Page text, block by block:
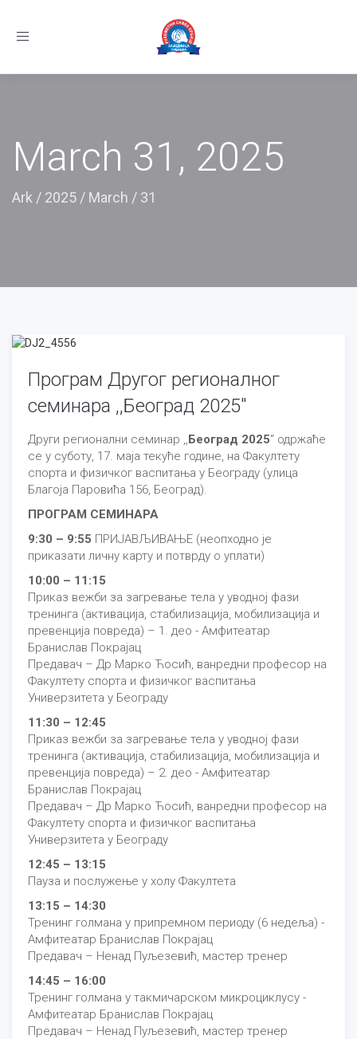
Toggle
March 31, 2025
Ark / 2025 / March / 31
Програм Другог регионалног
семинара ,,Београд 2025"
Други регионални семинар ,,Београд 2025" одржаће
се у суботу, 17. маја текуће године, на Факултету
спорта и физичког васпитања у Београду (улица
Благоја Паровића 156, Београд).
ПРОГРАМ СЕМИНАРА
9:30 – 9:55 ПРИЈАВЉИВАЊЕ (неопходно је
приказати личну карту и потврду о уплати)
10:00 – 11:15
Приказ вежби за загревање тела у уводној фази
тренинга (активација, стабилизација, мобилизација и
превенција повреда) – 1. део - Амфитеатар
Бранислав Покрајац
Предавач – Др Марко Ћосић, ванредни професор на
Факултету спорта и физичког васпитања
Универзитета у Београду
11:30 – 12:45
Приказ вежби за загревање тела у уводној фази
тренинга (активација, стабилизација, мобилизација и
превенција повреда) – 2. део - Амфитеатар
Бранислав Покрајац
Предавач – Др Марко Ћосић, ванредни професор на
Факултету спорта и физичког васпитања
Универзитета у Београду
12:45 – 13:15
Пауза и послужење у холу Факултета
13:15 – 14:30
Тренинг голмана у припремном периоду (6 недеља) -
Амфитеатар Бранислав Покрајац
Предавач – Ненад Пуљезевић, мастер тренер
14:45 – 16:00
Тренинг голмана у такмичарском микроциклусу -
Амфитеатар Бранислав Покрајац
Предавач – Ненад Пуљезевић, мастер тренер